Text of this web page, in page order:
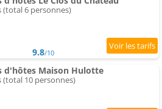
(total 6 personnes)
9.8/10
d'hôtes Maison Hulotte
(total 10 personnes)